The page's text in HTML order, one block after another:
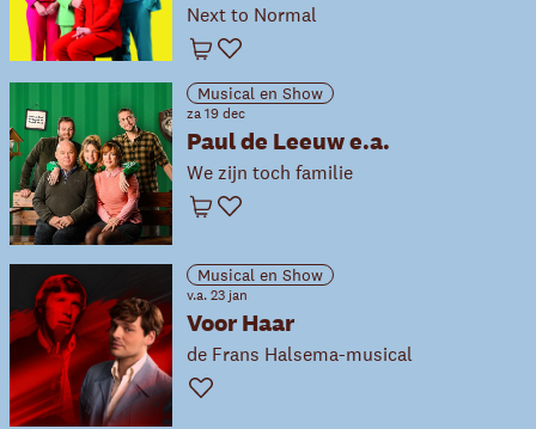
Next to Normal
Winkelwagen
Favoriet
Musical en Show
za 19 dec
Paul de Leeuw e.a.
We zijn toch familie
Winkelwagen
Favoriet
Musical en Show
v.a. 23 jan
Voor Haar
de Frans Halsema-musical
Favoriet